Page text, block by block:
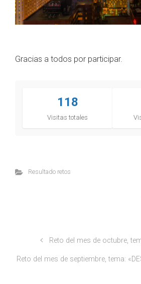
Gracias a todos por participar.
118
Visitas totales
Resultado retos
Reto del mes de octubre,
Reto del mes de septiembre, tema: